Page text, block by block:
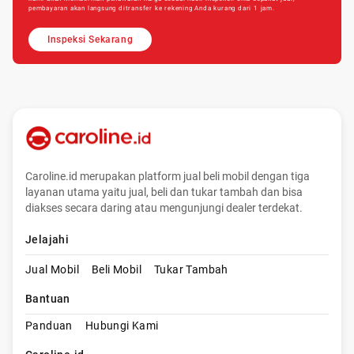
pembayaran akan langsung ditransfer ke rekening Anda kurang dari 1 jam.
Inspeksi Sekarang
Caroline.id merupakan platform jual beli mobil dengan tiga
layanan utama yaitu jual, beli dan tukar tambah dan bisa
diakses secara daring atau mengunjungi dealer terdekat.
Jelajahi
Jual Mobil Beli Mobil Tukar Tambah
Bantuan
Panduan Hubungi Kami